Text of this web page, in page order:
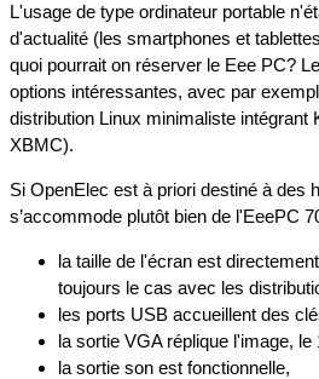
L'usage de type ordinateur portable
d'actualité (les smartphones et
quoi pourrait on réserver le Eee PC?
options intéressantes, avec par
distribution Linux minimaliste intégrant
XBMC).
Si OpenElec est à priori destiné à des
s’accommode plutôt bien de l'EeePC
la taille de l'écran est
toujours le cas avec les
les ports USB accueillent des
la sortie VGA réplique l'image, le
la sortie son est fonctionnelle,